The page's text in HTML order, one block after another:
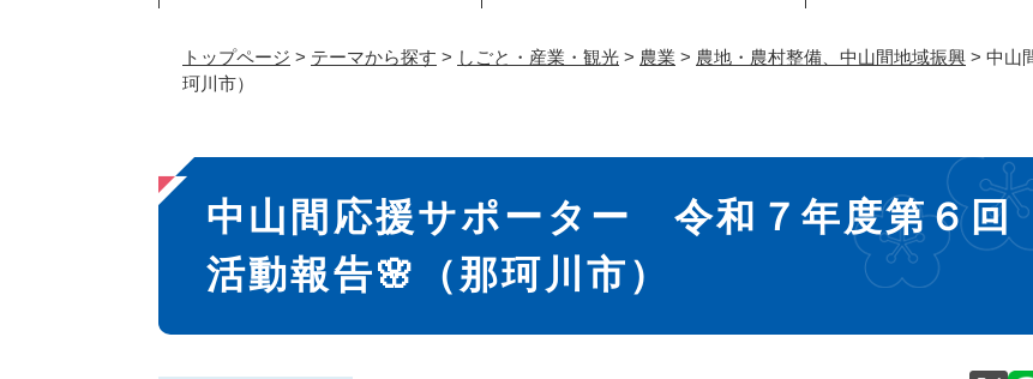
トップページ > テーマから探す > しごと・産業・観光 > 農業 > 農地・農村整備、中山間地域振興 > 中山
珂川市）
本
文
中山間応援サポーター 令和７年度第６回
活動報告🌸（那珂川市）